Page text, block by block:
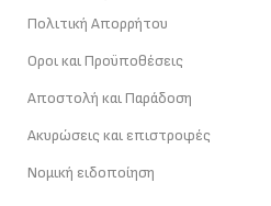
Πολιτική Απορρήτου
Οροι και Προϋποθέσεις
Αποστολή και Παράδοση
Ακυρώσεις και επιστροφές
Νομική ειδοποίηση